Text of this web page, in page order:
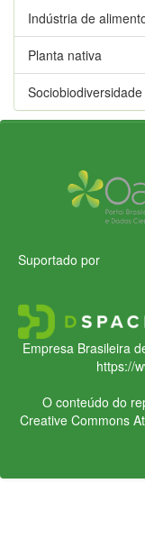
Indústria de
Planta nativa
Sociobiodiversidade
Suportado por
Empresa Brasileira
https://
O conteúdo do
Creative Commons